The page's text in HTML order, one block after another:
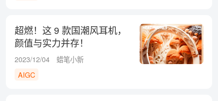
超燃！这 9 款国潮风耳机，
颜值与实力并存！
2023/12/04
蜡笔小新
AIGC